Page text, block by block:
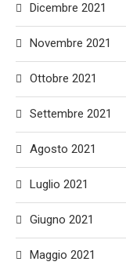
Dicembre 2021
Novembre 2021
Ottobre 2021
Settembre 2021
Agosto 2021
Luglio 2021
Giugno 2021
Maggio 2021